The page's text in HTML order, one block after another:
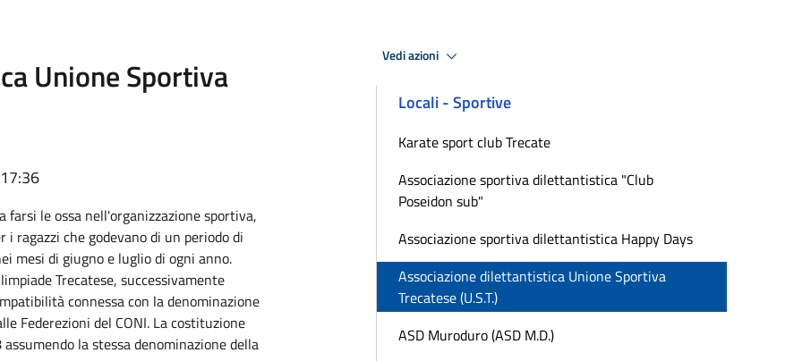
Unione Sportiva
farsi le ossa nell'organizzazione sportiva,
ragazzi che godevano di un periodo di
mesi di giugno e luglio di ogni anno.
Trecatese, successivamente
connessa con la denominazione
Federezioni del CONI. La costituzione
la stessa denominazione della
Vedi azioni
Locali - Sportive
Karate sport club Trecate
Associazione sportiva dilettantistica "Club
Poseidon sub"
Associazione sportiva dilettantistica Happy Days
Associazione dilettantistica Unione Sportiva
Trecatese (U.S.T.)
ASD Muroduro (ASD M.D.)